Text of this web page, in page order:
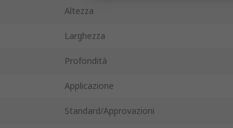
Altezza
Larghezza
Profondità
Applicazione
Standard/Approvazioni